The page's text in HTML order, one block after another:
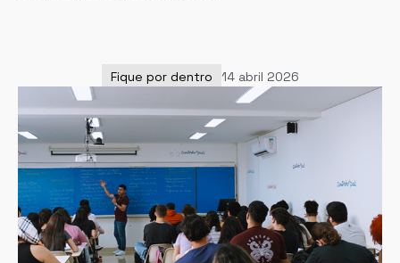
Fique por dentro 14 abril 2026